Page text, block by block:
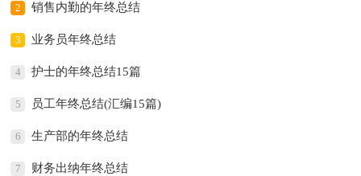
2 销售内勤的年终总结
3 业务员年终总结
4 护士的年终总结15篇
5 员工年终总结(汇编15篇)
6 生产部的年终总结
7 财务出纳年终总结